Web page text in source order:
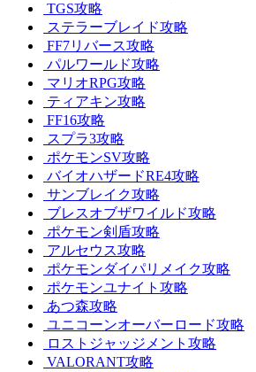
TGS攻略
ステラーブレイド攻略
FF7リバース攻略
パルワールド攻略
マリオRPG攻略
ティアキン攻略
FF16攻略
スプラ3攻略
ポケモンSV攻略
バイオハザードRE4攻略
サンブレイク攻略
ブレスオブザワイルド攻略
ポケモン剣盾攻略
アルセウス攻略
ポケモンダイパリメイク攻略
ポケモンユナイト攻略
あつ森攻略
ユニコーンオーバーロード攻略
ロストジャッジメント攻略
VALORANT攻略